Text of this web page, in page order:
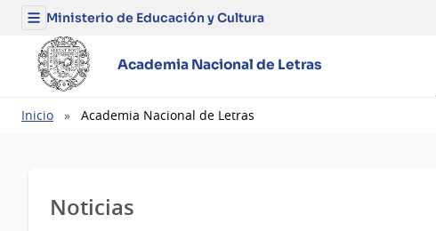
Menú
del
Ministerio
de
Educación
Cultura
Ministerio de Educación y Cultura
Academia Nacional de Letras
Ruta
Inicio Academia Nacional de Letras
Noticias